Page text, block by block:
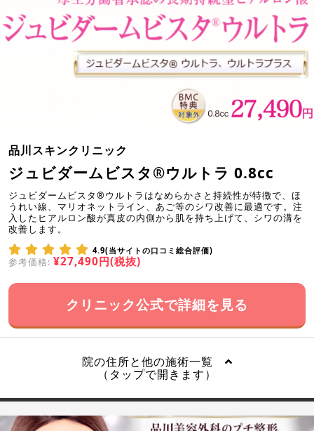
品川スキンクリニック
ジュビダームビスタ®ウルトラ 0.8cc
ジュビダームビスタ®ウルトラはなめらかさと持続性が特徴で、ほ
うれい線、マリオネットライン、あご等のシワ改善に最適です。注
入したヒアルロン酸が真皮の内側から肌を持ち上げて、シワの溝を
改善します。
4.9(当サイトの口コミ総合評価)
参考価格: ¥27,490円(税抜)
クリニック公式で詳細を見る
院の住所と他の施術一覧
（タップで開きます）